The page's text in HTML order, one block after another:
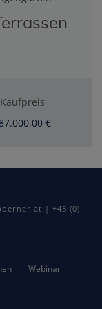
Kaufpreis
€
| +43 (0)
Webinar